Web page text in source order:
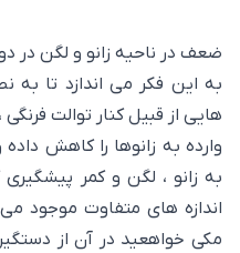
ضعف در ناحیه زانو و لگن در
به این فکر می اندازد تا
هایی از قبیل کنار توالت
وارده به زانوها را کاهش
به زانو ، لگن و کمر
اندازه های متفاوت موجود
مکی خواهعید در آن از